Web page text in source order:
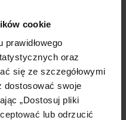
cookie
oraz
się ze szczegółowymi
dostosować swoje
„Dostosuj pliki
lub odrzucić